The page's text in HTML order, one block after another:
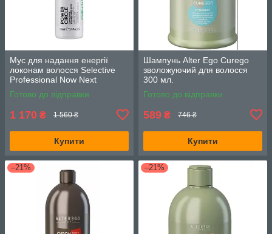
Мус для надання енергії
локонам волосся Selective
Professional Now Next
Generation Power Circle 150
мл.
Готово до відправки
1 170 ₴ 1 560 ₴
Купити
Шампунь Alter Ego Curego
зволожуючий для волосся
300 мл.
Готово до відправки
589 ₴ 746 ₴
Купити
–21% –21%